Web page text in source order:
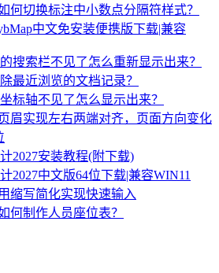
何切换标注中小数点分隔符样式？
中文免安装便携版下载|兼容
搜索栏不见了怎么重新显示出来？
最近浏览的文档记录？
标轴不见了怎么显示出来？
眉实现左右两端对齐，页面方向变化
2027安装教程(附下载)
2027中文版64位下载|兼容WIN11
缩写简化实现快速输入
何制作人员座位表？